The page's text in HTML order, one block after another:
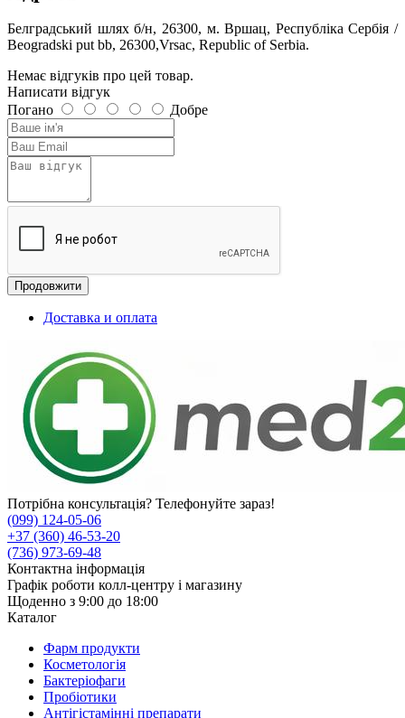
Белградський шлях б/н, 26300, м. Вршац, Республіка Сербія /
Beogradski put bb, 26300,Vrsac, Republic of Serbia.
Немає відгуків про цей товар.
Написати відгук
Погано
Добре
Продовжити
Доставка и оплата
Потрібна консультація? Телефонуйте зараз!
(099) 124-05-06
+37 (360) 46-53-20
(736) 973-69-48
Контактна інформація
Графік роботи колл-центру і магазину
Щоденно з 9:00 до 18:00
Каталог
Фарм продукти
Косметологія
Бактеріофаги
Пробіотики
Антігістамінні препарати